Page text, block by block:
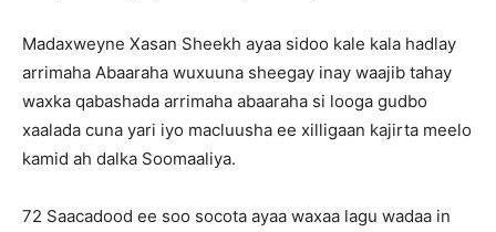
Madaxweyne Xasan Sheekh ayaa sidoo kale kala hadlay
arrimaha Abaaraha wuxuuna sheegay inay waajib tahay
waxka qabashada arrimaha abaaraha si looga gudbo
xaalada cuna yari iyo macluusha ee xilligaan kajirta meelo
kamid ah dalka Soomaaliya.
72 Saacadood ee soo socota ayaa waxaa lagu wadaa in